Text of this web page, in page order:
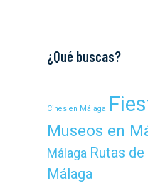
¿Qué buscas?
Cines en Málaga
Museos en
Málaga Rutas
Málaga